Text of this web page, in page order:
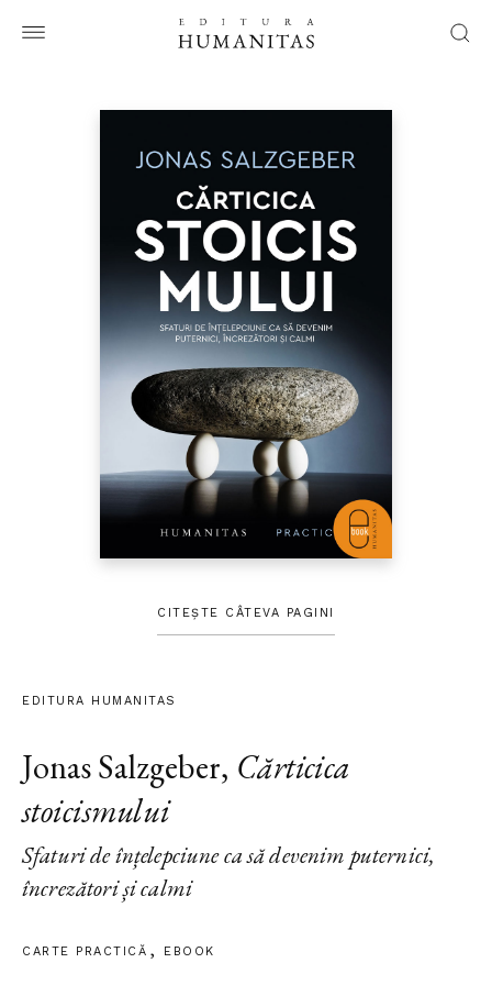
CITEȘTE CÂTEVA PAGINI
EDITURA HUMANITAS
Jonas Salzgeber, Cărticica
stoicismului
Sfaturi de înțelepciune ca să devenim puternici,
încrezători și calmi
CARTE PRACTICĂ EBOOK